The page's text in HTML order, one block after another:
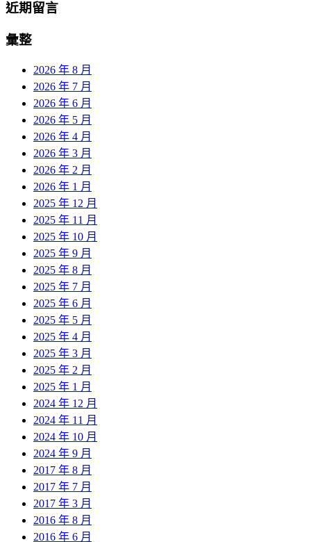
近期留言
彙整
2026 年 8 月
2026 年 7 月
2026 年 6 月
2026 年 5 月
2026 年 4 月
2026 年 3 月
2026 年 2 月
2026 年 1 月
2025 年 12 月
2025 年 11 月
2025 年 10 月
2025 年 9 月
2025 年 8 月
2025 年 7 月
2025 年 6 月
2025 年 5 月
2025 年 4 月
2025 年 3 月
2025 年 2 月
2025 年 1 月
2024 年 12 月
2024 年 11 月
2024 年 10 月
2024 年 9 月
2017 年 8 月
2017 年 7 月
2017 年 3 月
2016 年 8 月
2016 年 6 月